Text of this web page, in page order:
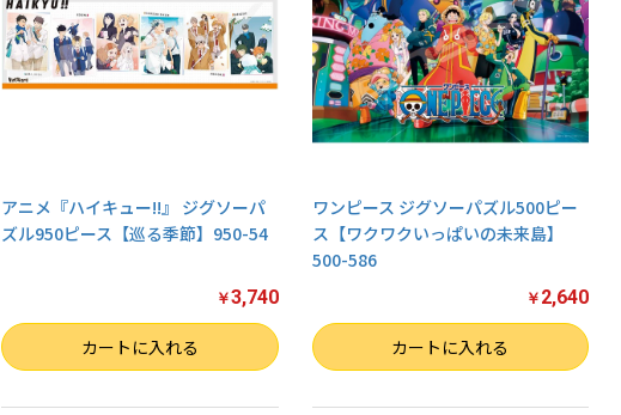
アニメ『ハイキュー!!』 ジグソーパ
ズル950ピース【巡る季節】950-54
￥3,740
数量 カートに入れる
ワンピース ジグソーパズル500ピー
ス【ワクワクいっぱいの未来島】
500-586
￥ 2,640
数量 カートに入れる